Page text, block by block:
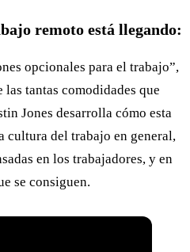
remoto está llegando:
opcionales para el trabajo”,
tantas comodidades que
Jones desarrolla cómo esta
cultura del trabajo en general,
en los trabajadores, y en
se consiguen.